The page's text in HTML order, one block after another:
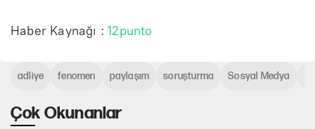
Haber Kaynağı :12punto
Çok Okunanlar
adliye fenomen paylaşım soruşturma Sosyal Medya